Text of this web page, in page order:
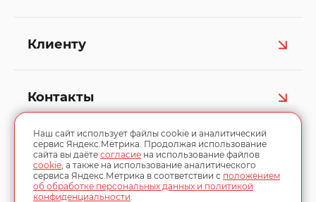
Клиенту
Контакты
Наш сайт использует файлы cookie и аналитический
сервис Яндекс.Метрика. Продолжая использование
сайта вы даёте согласие на использование файлов
cookie, а также на использование аналитического
сервиса Яндекс.Метрика в соответствии с положением
об обработке персональных данных и политикой
конфиденциальности.